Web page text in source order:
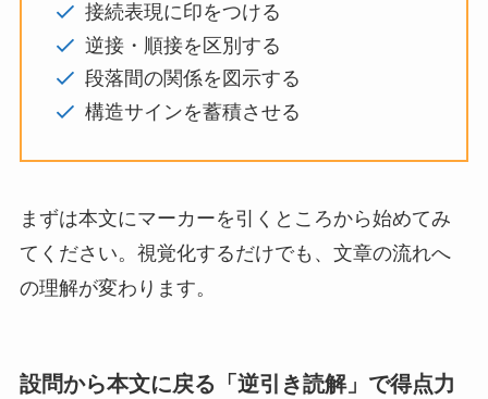
接続表現に印をつける
逆接・順接を区別する
段落間の関係を図示する
構造サインを蓄積させる
まずは本文にマーカーを引くところから始めてみ
てください。視覚化するだけでも、文章の流れへ
の理解が変わります。
設問から本文に戻る「逆引き読解」で得点力